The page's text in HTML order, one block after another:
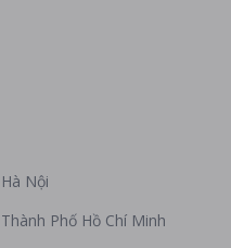
Hà Nội
Thành Phố Hồ Chí Minh